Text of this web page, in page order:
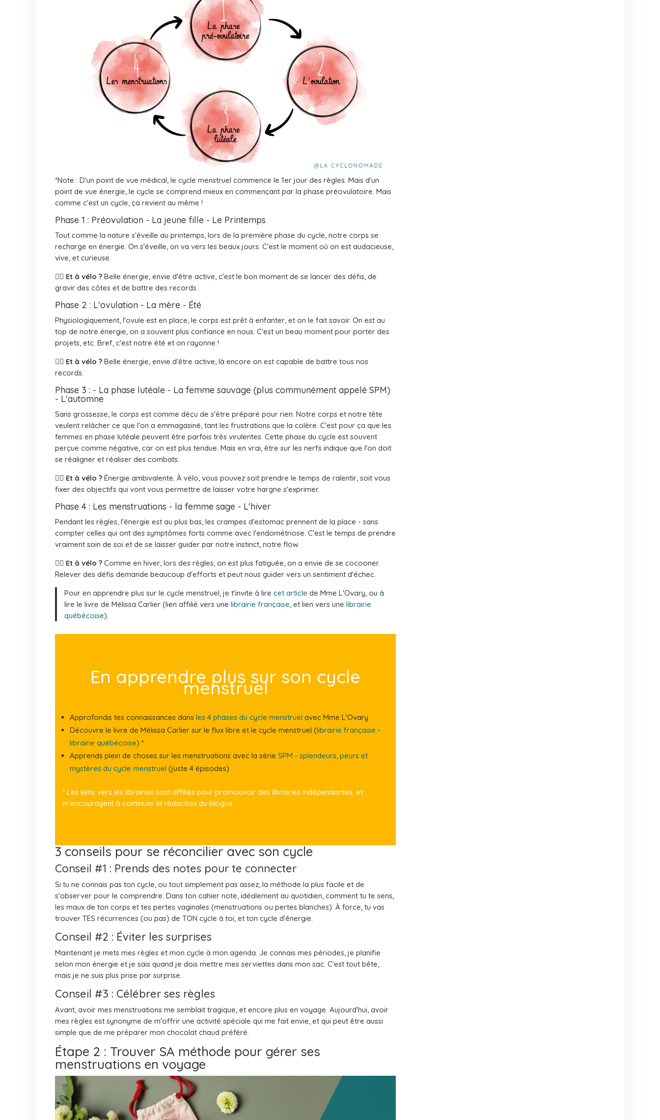
*Note : D'un point de vue médical, le cycle menstruel commence le 1er jour des règles. Mais d'un
point de vue énergie, le cycle se comprend mieux en commençant par la phase préovulatoire. Mais
comme c'est un cycle, ça revient au même !
Phase 1 : Préovulation - La jeune fille - Le Printemps
Tout comme la nature s'éveille au printemps, lors de la première phase du cycle, notre corps se
recharge en énergie. On s'éveille, on va vers les beaux jours. C'est le moment où on est audacieuse,
vive, et curieuse.
🚴‍♀️ Et à vélo ? Belle énergie, envie d'être active, c'est le bon moment de se lancer des défis, de
gravir des côtes et de battre des records.
Phase 2 : L'ovulation - La mère - Été
Physiologiquement, l'ovule est en place, le corps est prêt à enfanter, et on le fait savoir. On est au
top de notre énergie, on a souvent plus confiance en nous. C'est un beau moment pour porter des
projets, etc. Bref, c'est notre été et on rayonne !
🚴‍♀️ Et à vélo ? Belle énergie, envie d'être active, là encore on est capable de battre tous nos
records.
Phase 3 : - La phase lutéale - La femme sauvage (plus communément appelé SPM)
- L'automne
Sans grossesse, le corps est comme déçu de s'être préparé pour rien. Notre corps et notre tête
veulent relâcher ce que l'on a emmagasiné, tant les frustrations que la colère. C'est pour ça que les
femmes en phase lutéale peuvent être parfois très virulentes. Cette phase du cycle est souvent
perçue comme négative, car on est plus tendue. Mais en vrai, être sur les nerfs indique que l'on doit
se réaligner et réaliser des combats.
🚴‍♀️ Et à vélo ? Énergie ambivalente. À vélo, vous pouvez soit prendre le temps de ralentir, soit vous
fixer des objectifs qui vont vous permettre de laisser votre hargne s'exprimer.
Phase 4 : Les menstruations - la femme sage - L'hiver
Pendant les règles, l'énergie est au plus bas, les crampes d'estomac prennent de la place - sans
compter celles qui ont des symptômes forts comme avec l'endométriose. C'est le temps de prendre
vraiment soin de soi et de se laisser guider par notre instinct, notre flow.
🚴‍♀️ Et à vélo ? Comme en hiver, lors des règles, on est plus fatiguée, on a envie de se cocooner.
Relever des défis demande beaucoup d'efforts et peut nous guider vers un sentiment d'échec.
Pour en apprendre plus sur le cycle menstruel, je t'invite à lire cet article de Mme L'Ovary, ou à
lire le livre de Mélissa Carlier (lien affilié vers une librairie française, et lien vers une librairie
québécoise).
En apprendre plus sur son cycle
menstruel
Approfondis tes connaissances dans les 4 phases du cycle menstruel avec Mme L'Ovary
Découvre le livre de Mélissa Carlier sur le flux libre et le cycle menstruel (librairie française -
librairie québécoise) *
Apprends plein de choses sur les menstruations avec la série SPM - splendeurs, peurs et
mystères du cycle menstruel (juste 4 épisodes)
* Les liens vers les librairies sont affiliés pour promouvoir des librairies indépendantes, et
m'encouragent à continuer la rédaction du blogue
3 conseils pour se réconcilier avec son cycle
Conseil #1 : Prends des notes pour te connecter
Si tu ne connais pas ton cycle, ou tout simplement pas assez, la méthode la plus facile et de
s'observer pour le comprendre. Dans ton cahier note, idéalement au quotidien, comment tu te sens,
les maux de ton corps et tes pertes vaginales (menstruations ou pertes blanches). À force, tu vas
trouver TES récurrences (ou pas) de TON cycle à toi, et ton cycle d'énergie.
Conseil #2 : Éviter les surprises
Maintenant je mets mes règles et mon cycle à mon agenda. Je connais mes périodes, je planifie
selon mon énergie et je sais quand je dois mettre mes serviettes dans mon sac. C'est tout bête,
mais je ne suis plus prise par surprise.
Conseil #3 : Célébrer ses règles
Avant, avoir mes menstruations me semblait tragique, et encore plus en voyage. Aujourd'hui, avoir
mes règles est synonyme de m'offrir une activité spéciale qui me fait envie, et qui peut être aussi
simple que de me préparer mon chocolat chaud préféré.
Étape 2 : Trouver SA méthode pour gérer ses
menstruations en voyage